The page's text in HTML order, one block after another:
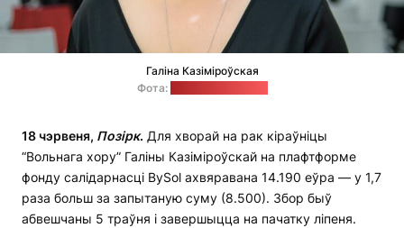
Галіна Казіміроўская
Фота:
18 чэрвеня, Позірк. Для хворай на рак кіраўніцы
“Вольнага хору” Галіны Казіміроўскай на плафтформе
фонду салідарнасці BySol ахвяравана 14.190 еўра — у 1,7
раза больш за запытаную суму (8.500). Збор быў
абвешчаны 5 траўня і завершыцца на пачатку ліпеня.